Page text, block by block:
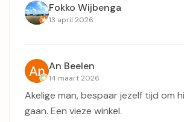
Fokko Wijbenga
13 april 2026
An Beelen
14 maart 2026
Akelige man, bespaar jezelf tijd om
gaan. Een vieze winkel.